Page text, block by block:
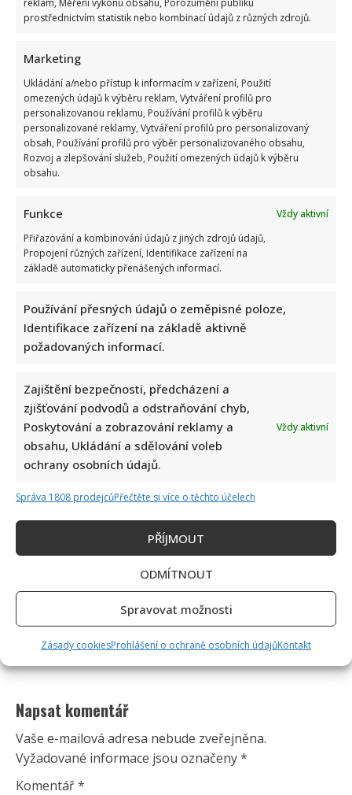
reklam, Měření výkonu obsahu, Porozumění publiku
prostřednictvím statistik nebo kombinací údajů z různých zdrojů.
Marketing
Ukládání a/nebo přístup k informacím v zařízení, Použití
omezených údajů k výběru reklam, Vytváření profilů pro
personalizovanou reklamu, Používání profilů k výběru
personalizované reklamy, Vytváření profilů pro personalizovaný
obsah, Používání profilů pro výběr personalizovaného obsahu,
Rozvoj a zlepšování služeb, Použití omezených údajů k výběru
obsahu.
Funkce
Vždy aktivní
Přiřazování a kombinování údajů z jiných zdrojů údajů,
Propojení různých zařízení, Identifikace zařízení na
základě automaticky přenášených informací.
Používání přesných údajů o zeměpisné poloze,
Identifikace zařízení na základě aktivně
požadovaných informací.
Zajištění bezpečnosti, předcházení a
zjišťování podvodů a odstraňování chyb,
Poskytování a zobrazování reklamy a
obsahu, Ukládání a sdělování voleb
ochrany osobních údajů.
Vždy aktivní
Správa 1808 prodejcůPřečtěte si více o těchto účelech
PŘÍJMOUT
ODMÍTNOUT
Spravovat možnosti
Zásady cookiesProhlášení o ochraně osobních údajůKontakt
Napsat komentář
Vaše e-mailová adresa nebude zveřejněna.
Vyžadované informace jsou označeny*
Komentář*